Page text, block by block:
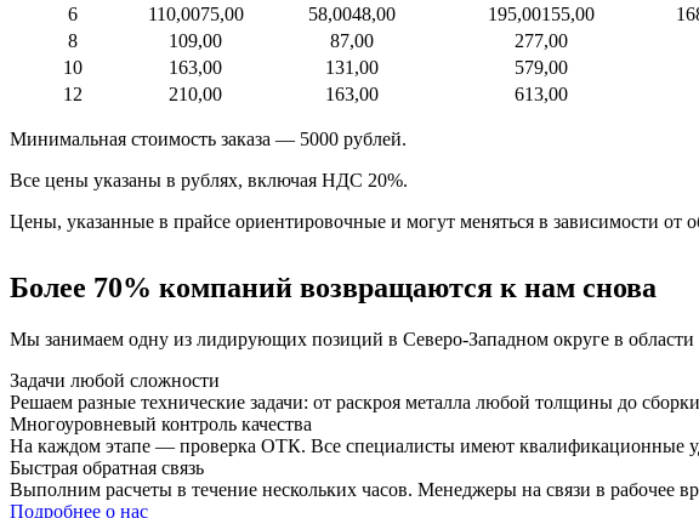
6
110,0075,00 58,0048,00 195,00155,00
8
109,00 87,00 277,00
10
163,00 131,00 579,00
12
210,00 163,00 613,00
Минимальная стоимость заказа — 5000 рублей.
Все цены указаны в рублях, включая НДС 20%.
Цены, указанные в прайсе ориентировочные и могут меняться в зависимости от
Более 70% компаний возвращаются к нам снова
Мы занимаем одну из лидирующих позиций в Северо-Западном округе в области
Задачи любой сложности
Решаем разные технические задачи: от раскроя металла любой толщины до
Многоуровневый контроль качества
На каждом этапе — проверка ОТК. Все специалисты имеют квалификационные
Быстрая обратная связь
Выполним расчеты в течение нескольких часов. Менеджеры на связи в рабочее
Подробнее о нас